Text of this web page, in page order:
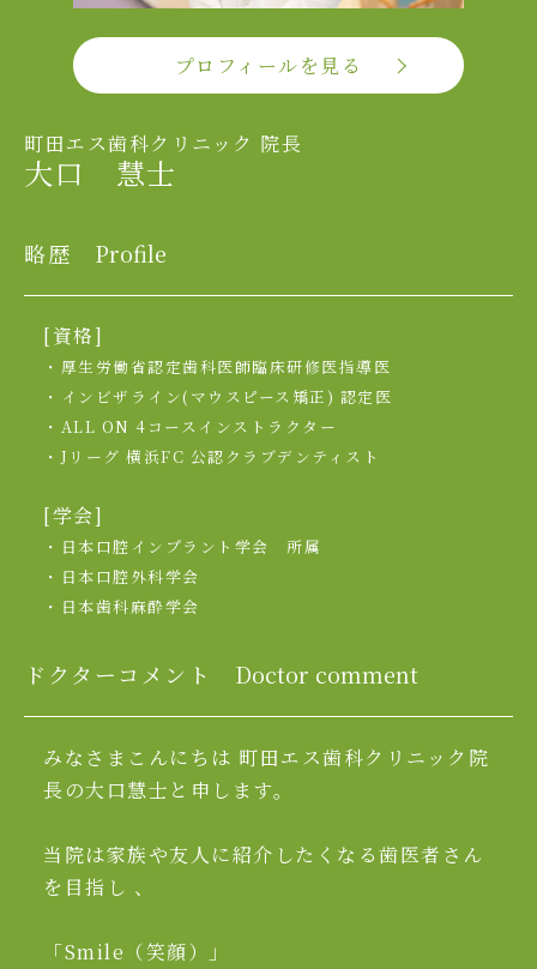
プロフィールを見る
町田エス歯科クリニック 院長
大口 慧士
略歴 Profile
[資格]
・厚生労働省認定歯科医師臨床研修医指導医
・インビザライン(マウスピース矯正) 認定医
・ALL ON 4コースインストラクター
・Jリーグ 横浜FC 公認クラブデンティスト
[学会]
・日本口腔インプラント学会 所属
・日本口腔外科学会
・日本歯科麻酔学会
ドクターコメント Doctor comment
みなさまこんにちは 町田エス歯科クリニック院
長の大口慧士と申します。
当院は家族や友人に紹介したくなる歯医者さん
を目指し 、
「Smile（笑顔）」